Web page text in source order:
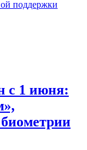
поддержки
с 1 июня: